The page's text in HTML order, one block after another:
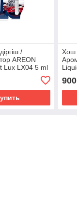
/
AREON
Lux LX04 5 ml
Хош
900